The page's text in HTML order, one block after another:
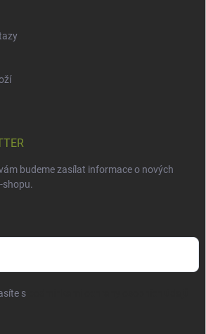
budeme zasílat informace o nových
shopu.
s